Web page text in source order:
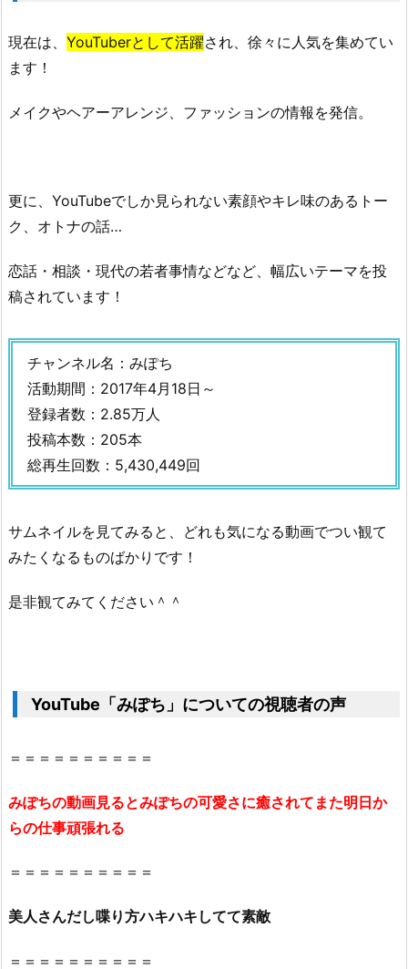
現在は、 YouTuberとして活躍され、徐々に人気を集めてい
ます！
メイクやヘアーアレンジ、ファッションの情報を発信。
更に、YouTubeでしか見られない素顔やキレ味のあるトー
ク、オトナの話…
恋話・相談・現代の若者事情などなど、幅広いテーマを投
稿されています！
チャンネル名：みぽち
活動期間：2017年4月18日～
登録者数：2.85万人
投稿本数：205本
総再生回数：5,430,449回
サムネイルを見てみると、どれも気になる動画でつい観て
みたくなるものばかりです！
是非観てみてください＾＾
YouTube「みぽち」についての視聴者の声
＝＝＝＝＝＝＝＝＝＝
みぽちの動画見るとみぽちの可愛さに癒されてまた明日か
らの仕事頑張れる
＝＝＝＝＝＝＝＝＝＝
美人さんだし喋り方ハキハキしてて素敵
＝＝＝＝＝＝＝＝＝＝